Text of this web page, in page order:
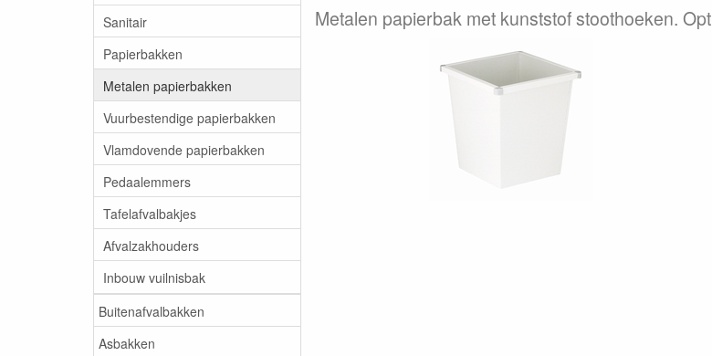
Sanitair
Papierbakken
Metalen papierbakken
Vuurbestendige papierbakken
Vlamdovende papierbakken
Pedaalemmers
Tafelafvalbakjes
Afvalzakhouders
Inbouw vuilnisbak
Buitenafvalbakken
Asbakken
Metalen papierbak met kunststof stoothoeken.